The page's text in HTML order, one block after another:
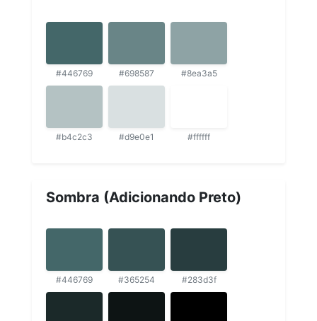
#446769 #698587 #8ea3a5
#b4c2c3 #d9e0e1 #ffffff
Sombra (Adicionando Preto)
#446769 #365254 #283d3f